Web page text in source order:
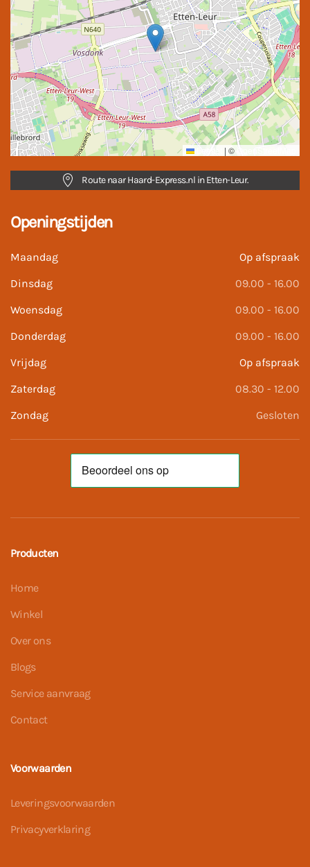
| ©
Route naar Haard-Express.nl in Etten-Leur.
Openingstijden
Maandag
Op afspraak
Dinsdag
09.00 - 16.00
Woensdag
09.00 - 16.00
Donderdag
09.00 - 16.00
Vrijdag
Op afspraak
Zaterdag
08.30 - 12.00
Zondag
Gesloten
Producten
Home
Winkel
Over ons
Blogs
Service aanvraag
Contact
Voorwaarden
Leveringsvoorwaarden
Privacyverklaring